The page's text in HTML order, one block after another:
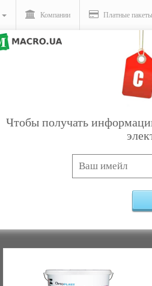
Компании Платные пакеты
Чтобы получать